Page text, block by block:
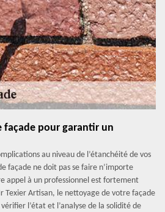
façade pour garantir un
au niveau de l’étanchéité de vos
façade ne doit pas se faire n’importe
appel à un professionnel est fortement
Texier Artisan, le nettoyage de votre façade
l’état et l’analyse de la solidité de